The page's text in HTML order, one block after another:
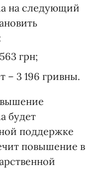
на следующий
грн;
– 3 196 гривны.
будет
поддержке
повышение в